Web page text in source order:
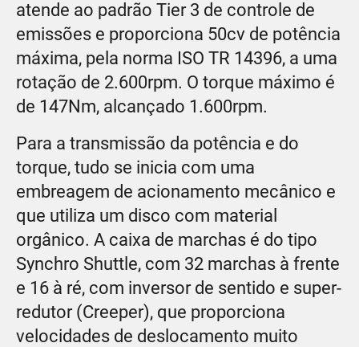
atende ao padrão Tier 3 de controle de
emissões e proporciona 50cv de potência
máxima, pela norma ISO TR 14396, a uma
rotação de 2.600rpm. O torque máximo é
de 147Nm, alcançado 1.600rpm.
Para a transmissão da potência e do
torque, tudo se inicia com uma
embreagem de acionamento mecânico e
que utiliza um disco com material
orgânico. A caixa de marchas é do tipo
Synchro Shuttle, com 32 marchas à frente
e 16 à ré, com inversor de sentido e super-
redutor (Creeper), que proporciona
velocidades de deslocamento muito